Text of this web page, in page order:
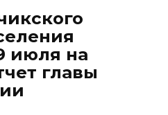
июля на
главы